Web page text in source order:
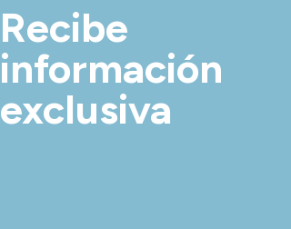
Recibe
información
exclusiva